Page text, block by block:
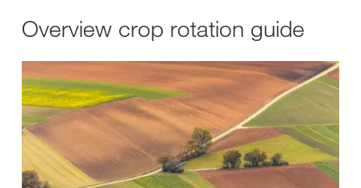
Overview crop rotation guide